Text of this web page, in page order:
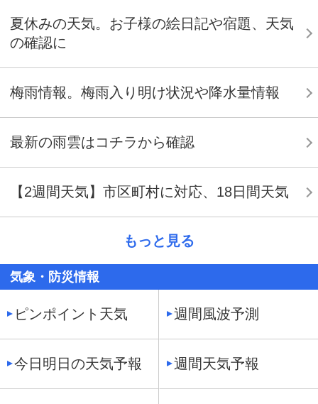
夏休みの天気。お子様の絵日記や宿題、天気
の確認に
梅雨情報。梅雨入り明け状況や降水量情報
最新の雨雲はコチラから確認
【2週間天気】市区町村に対応、18日間天気
もっと見る
気象・防災情報
ピンポイント天気 週間風波予測
今日明日の天気予報 週間天気予報